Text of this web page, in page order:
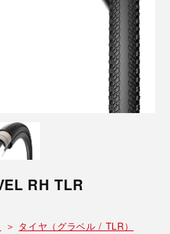
RH TLR
タイヤ（グラベル / TLR）